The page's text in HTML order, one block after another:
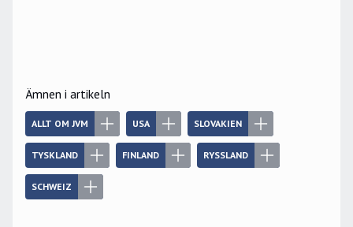
Ämnen i artikeln
ALLT OM JVM USA SLOVAKIEN
TYSKLAND FINLAND RYSSLAND
SCHWEIZ